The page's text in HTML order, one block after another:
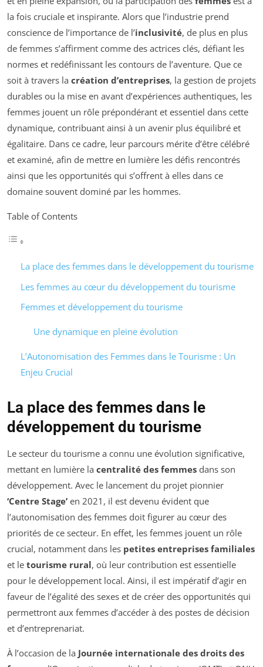
la fois cruciale et inspirante. Alors que l’industrie prend
conscience de l’importance de l’inclusivité, de plus en plus
de femmes s’affirment comme des actrices clés, défiant les
normes et redéfinissant les contours de l’aventure. Que ce
soit à travers la création d’entreprises, la gestion de projets
durables ou la mise en avant d’expériences authentiques, les
femmes jouent un rôle prépondérant et essentiel dans cette
dynamique, contribuant ainsi à un avenir plus équilibré et
égalitaire. Dans ce cadre, leur parcours mérite d’être célébré
et examiné, afin de mettre en lumière les défis rencontrés
ainsi que les opportunités qui s’offrent à elles dans ce
domaine souvent dominé par les hommes.
Table of Contents
La place des femmes dans le développement du tourisme
Les femmes au cœur du développement du tourisme
Femmes et développement du tourisme
Une dynamique en pleine évolution
L’Autonomisation des Femmes dans le Tourisme : Un
Enjeu Crucial
La place des femmes dans le
développement du tourisme
Le secteur du tourisme a connu une évolution significative,
mettant en lumière la centralité des femmes dans son
développement. Avec le lancement du projet pionnier
‘Centre Stage’ en 2021, il est devenu évident que
l’autonomisation des femmes doit figurer au cœur des
priorités de ce secteur. En effet, les femmes jouent un rôle
crucial, notamment dans les petites entreprises familiales
et le tourisme rural, où leur contribution est essentielle
pour le développement local. Ainsi, il est impératif d’agir en
faveur de l’égalité des sexes et de créer des opportunités qui
permettront aux femmes d’accéder à des postes de décision
et d’entreprenariat.
À l’occasion de la Journée internationale des droits des